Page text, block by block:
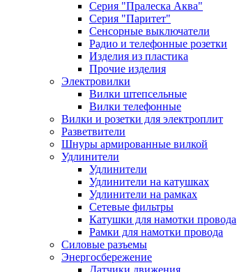
Серия "Пралеска Аква"
Серия "Паритет"
Сенсорные выключатели
Радио и телефонные розетки
Изделия из пластика
Прочие изделия
Электровилки
Вилки штепсельные
Вилки телефонные
Вилки и розетки для электроплит
Разветвители
Шнуры армированные вилкой
Удлинители
Удлинители
Удлинители на катушках
Удлинители на рамках
Сетевые фильтры
Катушки для намотки провода
Рамки для намотки провода
Силовые разъемы
Энергосбережение